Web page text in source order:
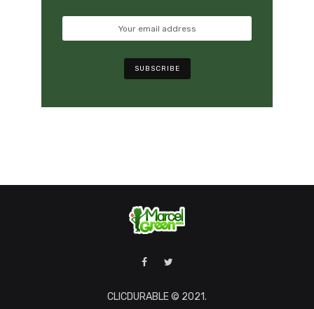
CLICDURABLE © 2021.